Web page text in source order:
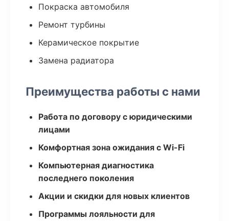
Покраска автомобиля
Ремонт турбины
Керамическое покрытие
Замена радиатора
Преимущества работы с нами
Работа по договору с юридическими
лицами
Комфортная зона ожидания с Wi-Fi
Компьютерная диагностика
последнего поколения
Акции и скидки для новых клиентов
Программы лояльности для